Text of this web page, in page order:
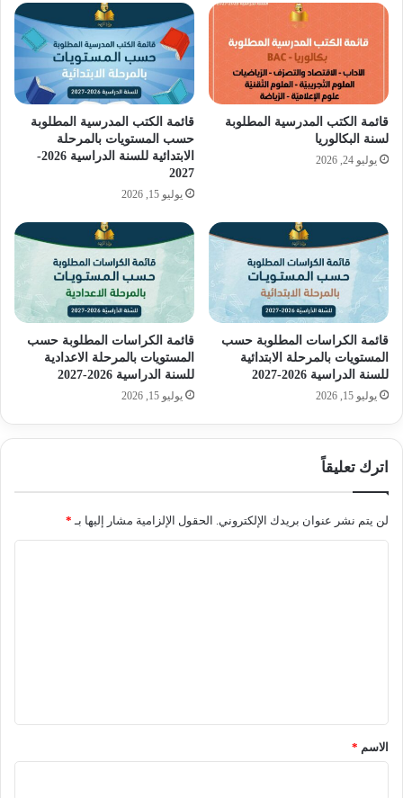
قائمة الكتب المدرسية المطلوبة
لسنة البكالوريا
يوليو 24, 2026
قائمة الكتب المدرسية المطلوبة
حسب المستويات بالمرحلة
الابتدائية للسنة الدراسية 2026-
2027
يوليو 15, 2026
قائمة الكراسات المطلوبة حسب
المستويات بالمرحلة الابتدائية
للسنة الدراسية 2026-2027
يوليو 15, 2026
قائمة الكراسات المطلوبة حسب
المستويات بالمرحلة الاعدادية
للسنة الدراسية 2026-2027
يوليو 15, 2026
اترك تعليقاً
لن يتم نشر عنوان بريدك الإلكتروني. الحقول الإلزامية مشار إليها بـ *
*الاسم *